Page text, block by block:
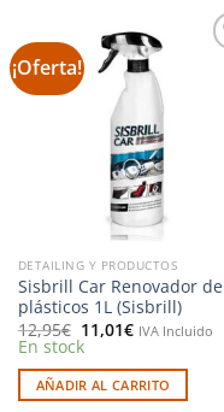
¡Oferta!
DETAILING Y PRODUCTOS
Sisbrill Car Renovador de
plásticos 1L (Sisbrill)
12,95€ El
precio
original
era:
12,95€.
11,01€El
precio
es:
11,01€.
IVA Incluido
En stock
AÑADIR AL CARRITO